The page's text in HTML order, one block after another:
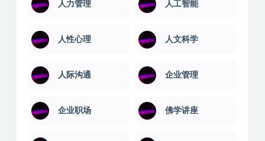
人力管理 人工智能
人性心理 人文科学
人际沟通 企业管理
企业职场 佛学讲座